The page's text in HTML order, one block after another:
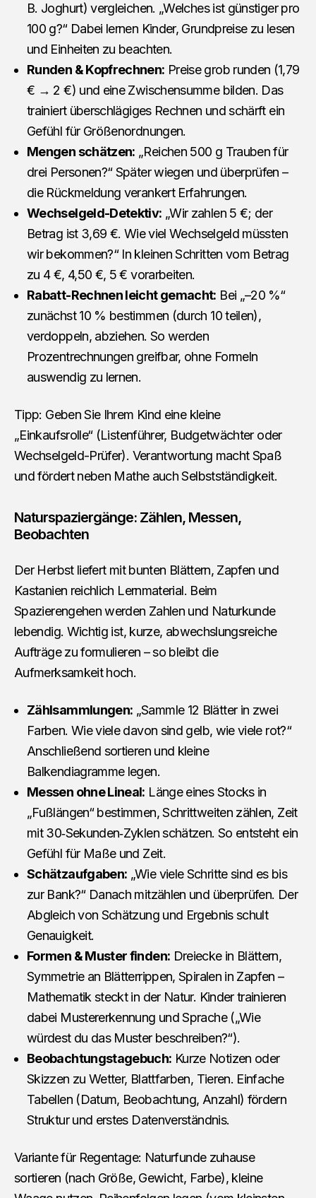
B. Joghurt) vergleichen. „Welches ist günstiger pro
100 g?“ Dabei lernen Kinder, Grundpreise zu lesen
und Einheiten zu beachten.
Runden & Kopfrechnen: Preise grob runden (1,79
€ → 2 €) und eine Zwischensumme bilden. Das
trainiert überschlägiges Rechnen und schärft ein
Gefühl für Größenordnungen.
Mengen schätzen: „Reichen 500 g Trauben für
drei Personen?“ Später wiegen und überprüfen –
die Rückmeldung verankert Erfahrungen.
Wechselgeld-Detektiv: „Wir zahlen 5 €; der
Betrag ist 3,69 €. Wie viel Wechselgeld müssten
wir bekommen?“ In kleinen Schritten vom Betrag
zu 4 €, 4,50 €, 5 € vorarbeiten.
Rabatt-Rechnen leicht gemacht: Bei „–20 %“
zunächst 10 % bestimmen (durch 10 teilen),
verdoppeln, abziehen. So werden
Prozentrechnungen greifbar, ohne Formeln
auswendig zu lernen.
Tipp: Geben Sie Ihrem Kind eine kleine
„Einkaufsrolle“ (Listenführer, Budgetwächter oder
Wechselgeld-Prüfer). Verantwortung macht Spaß
und fördert neben Mathe auch Selbstständigkeit.
Naturspaziergänge: Zählen, Messen,
Beobachten
Der Herbst liefert mit bunten Blättern, Zapfen und
Kastanien reichlich Lernmaterial. Beim
Spazierengehen werden Zahlen und Naturkunde
lebendig. Wichtig ist, kurze, abwechslungsreiche
Aufträge zu formulieren – so bleibt die
Aufmerksamkeit hoch.
Zählsammlungen: „Sammle 12 Blätter in zwei
Farben. Wie viele davon sind gelb, wie viele rot?“
Anschließend sortieren und kleine
Balkendiagramme legen.
Messen ohne Lineal: Länge eines Stocks in
„Fußlängen“ bestimmen, Schrittweiten zählen, Zeit
mit 30‑Sekunden‑Zyklen schätzen. So entsteht ein
Gefühl für Maße und Zeit.
Schätzaufgaben: „Wie viele Schritte sind es bis
zur Bank?“ Danach mitzählen und überprüfen. Der
Abgleich von Schätzung und Ergebnis schult
Genauigkeit.
Formen & Muster finden: Dreiecke in Blättern,
Symmetrie an Blätterrippen, Spiralen in Zapfen –
Mathematik steckt in der Natur. Kinder trainieren
dabei Mustererkennung und Sprache („Wie
würdest du das Muster beschreiben?“).
Beobachtungstagebuch: Kurze Notizen oder
Skizzen zu Wetter, Blattfarben, Tieren. Einfache
Tabellen (Datum, Beobachtung, Anzahl) fördern
Struktur und erstes Datenverständnis.
Variante für Regentage: Naturfunde zuhause
sortieren (nach Größe, Gewicht, Farbe), kleine